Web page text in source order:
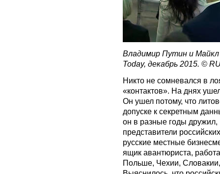
Владимир Путин и
Today, декабрь 2015. ©
Никто не сомневался в
«контактов». На днях
Он ушел потому, что
допуске к секретным
он в разные годы
представители
русские местные
ящик авантюриста,
Польше, Чехии,